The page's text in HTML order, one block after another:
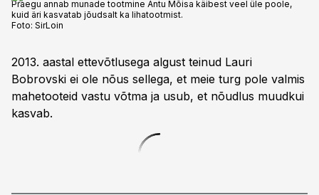
Praegu annab munade tootmine Äntu Mõisa käibest veel üle poole,
kuid äri kasvatab jõudsalt ka lihatootmist.
Foto: SirLoin
2013. aastal ettevõtlusega algust teinud Lauri
Bobrovski ei ole nõus sellega, et meie turg pole valmis
mahetooteid vastu võtma ja usub, et nõudlus muudkui
kasvab.